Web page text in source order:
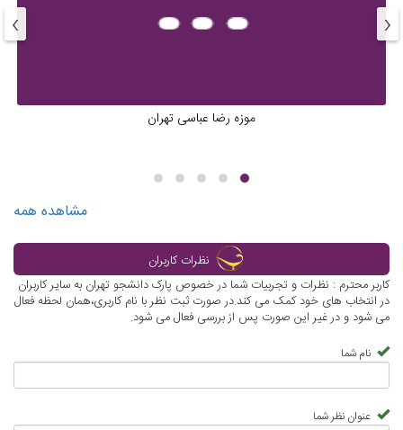
موزه رضا عباسی تهران
‹
›
مشاهده همه
نظرات کاربران
کاربر محترم : نظرات و تجربیات شما در خصوص پارک دانشجو تهران به سایر کاربران
در انتخاب های خود کمک می کند.در صورت ثبت نظر با نام کاربری،همان لحظه فعال
می شود و در غیر این صورت پس از بررسی فعال می شود.
نام شما
عنوان نظر شما